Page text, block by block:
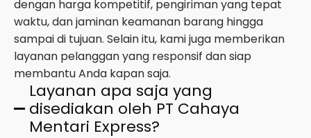
dengan harga kompetitif, pengiriman yang tepat
waktu, dan jaminan keamanan barang hingga
sampai di tujuan. Selain itu, kami juga memberikan
layanan pelanggan yang responsif dan siap
membantu Anda kapan saja.
Layanan apa saja yang
disediakan oleh PT Cahaya
Mentari Express?